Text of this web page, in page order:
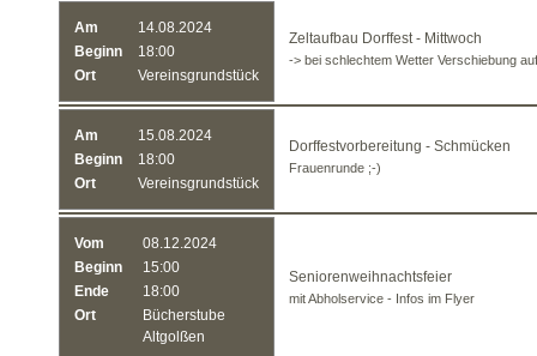
Am
14.08.2024
Beginn
18:00
Ort
Vereinsgrundstück
Zeltaufbau Dorffest - Mittwoch
-> bei schlechtem Wetter Verschiebung
Am
15.08.2024
Beginn
18:00
Ort
Vereinsgrundstück
Dorffestvorbereitung - Schmücken
Frauenrunde ;-)
Vom
08.12.2024
Beginn
15:00
Ende
18:00
Ort
Bücherstube
Altgolßen
Seniorenweihnachtsfeier
mit Abholservice - Infos im Flyer